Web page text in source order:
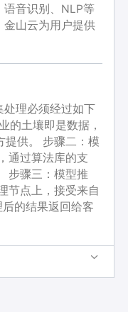
语音识别、NLP等
金山云为用户提供
处理必须经过如下
的土壤即是数据，
提供。 步骤二：模
通过算法库的支
步骤三：模型推
节点上，接受来自
的结果返回给客
